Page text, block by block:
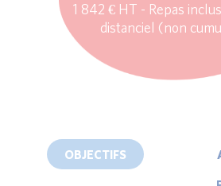
1 842 € HT - Repas
distanciel (non
OBJECTIFS